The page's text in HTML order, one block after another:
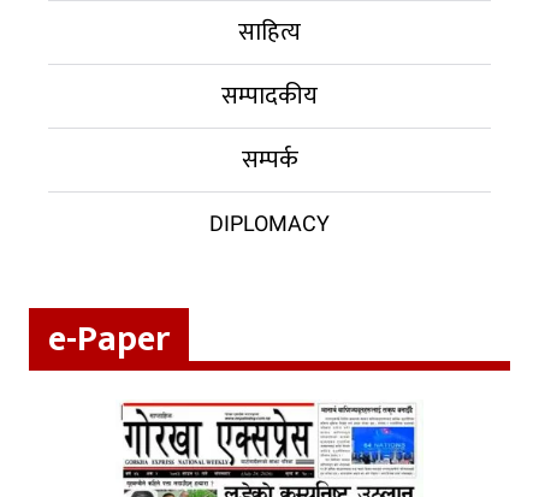
साहित्य
सम्पादकीय
सम्पर्क
DIPLOMACY
e-Paper